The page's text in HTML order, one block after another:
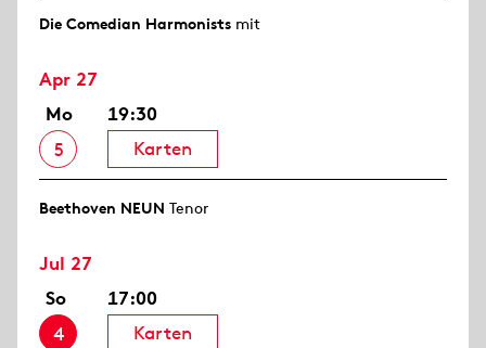
Die Comedian Harmonists mit
Apr 27
Mo
5
19:30
Karten
Beethoven NEUN Tenor
Jul 27
So
4
17:00
Karten